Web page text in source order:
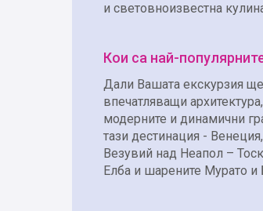
и световноизвестна
Кои са най-
Дали Вашата екскурзия
впечатляващи
модерните и динамични
тази дестинация -
Везувий над Неапол –
Елба и шарените Мурато и